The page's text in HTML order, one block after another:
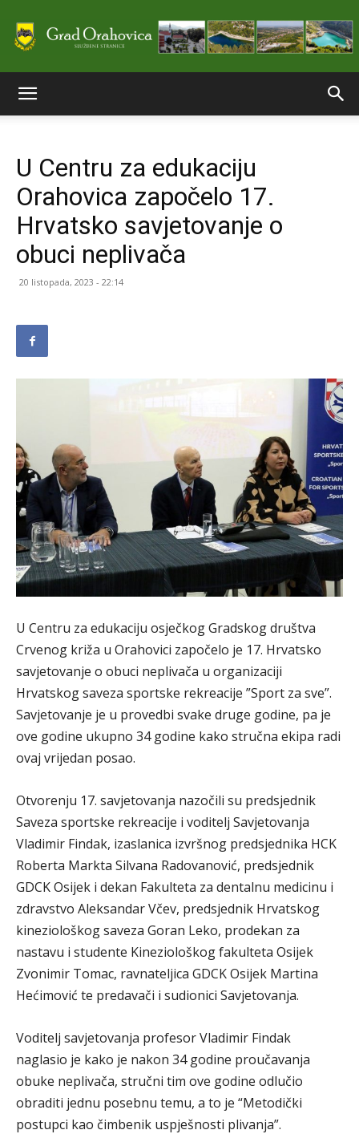
stranice
Grada
U Centru za edukaciju
Orahovica započelo 17.
Hrvatsko savjetovanje o
obuci neplivača
20 listopada, 2023 - 22:14
U Centru za edukaciju osječkog Gradskog društva
Crvenog križa u Orahovici započelo je 17. Hrvatsko
savjetovanje o obuci neplivača u organizaciji
Hrvatskog saveza sportske rekreacije ”Sport za sve”.
Savjetovanje je u provedbi svake druge godine, pa je
ove godine ukupno 34 godine kako stručna ekipa radi
ovaj vrijedan posao.
Otvorenju 17. savjetovanja nazočili su predsjednik
Saveza sportske rekreacije i voditelj Savjetovanja
Vladimir Findak, izaslanica izvršnog predsjednika HCK
Roberta Markta Silvana Radovanović, predsjednik
GDCK Osijek i dekan Fakulteta za dentalnu medicinu i
zdravstvo Aleksandar Včev, predsjednik Hrvatskog
kineziološkog saveza Goran Leko, prodekan za
nastavu i studente Kineziološkog fakulteta Osijek
Zvonimir Tomac, ravnateljica GDCK Osijek Martina
Hećimović te predavači i sudionici Savjetovanja.
Voditelj savjetovanja profesor Vladimir Findak
naglasio je kako je nakon 34 godine proučavanja
obuke neplivača, stručni tim ove godine odlučio
obraditi jednu posebnu temu, a to je “Metodički
postupci kao čimbenik uspješnosti plivanja”.